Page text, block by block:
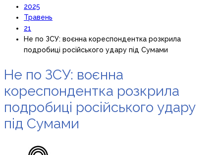
2025
Травень
21
Не по ЗСУ: воєнна кореспондентка розкрила
подробиці російського удару під Сумами
Не по ЗСУ: воєнна
кореспондентка розкрила
подробиці російського удару
під Сумами